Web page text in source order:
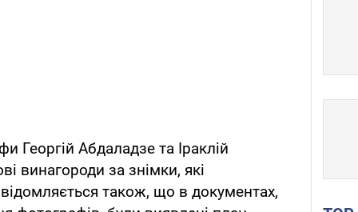
Георгій Абдаладзе та Іраклій
винагороди за знімки, які
також, що в документах,